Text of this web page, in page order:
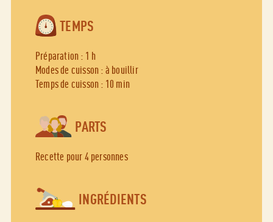
TEMPS
Préparation : 1 h
Modes de cuisson : à bouillir
Temps de cuisson : 10 min
PARTS
Recette pour 4 personnes
INGRÉDIENTS